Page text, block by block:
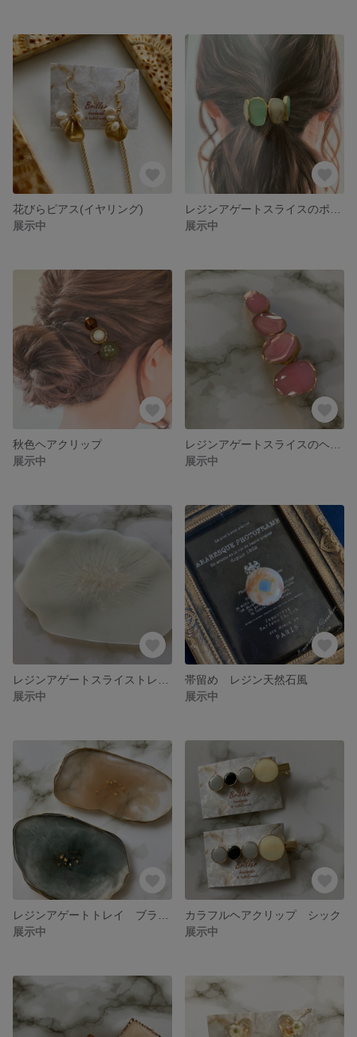
花びらピアス(イヤリング)
展示中
展示中
秋色ヘアクリップ
展示中
展示中
展示中
帯留め レジン天然石風
展示中
展示中
カラフルヘアクリップ シック
展示中